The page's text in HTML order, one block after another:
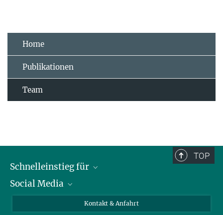
Home
Publikationen
Team
TOP
Schnelleinstieg für
Journalist*innen
Social Media
Kontakt & Anfahrt